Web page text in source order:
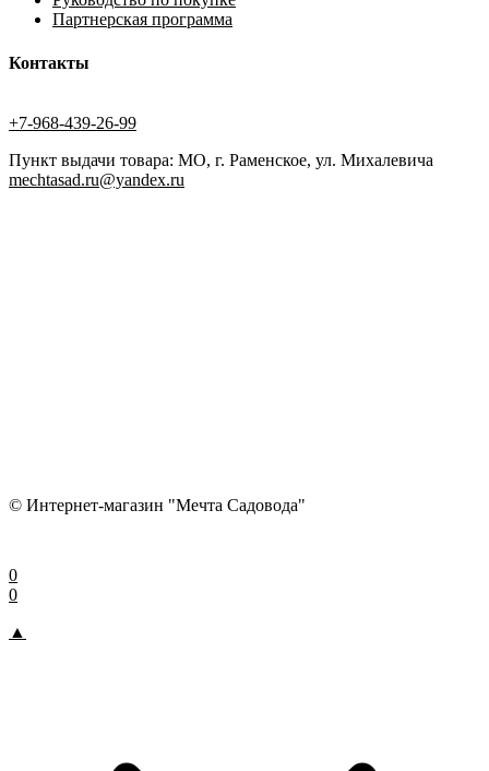
Партнерская программа
Контакты
+7-968-439-26-99
Пункт выдачи товара: МО, г. Раменское, ул. Михалевича
mechtasad.ru@yandex.ru
© Интернет-магазин "Мечта Садовода"
0
0
▲